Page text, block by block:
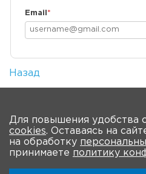
Email *
Назад
Для повышения удобства
cookies. Оставаясь на
на обработку
принимаете политику
О мероприятии Новости